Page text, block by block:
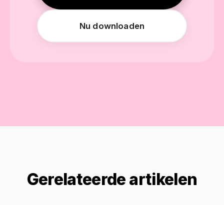
Nu downloaden
Gerelateerde artikelen